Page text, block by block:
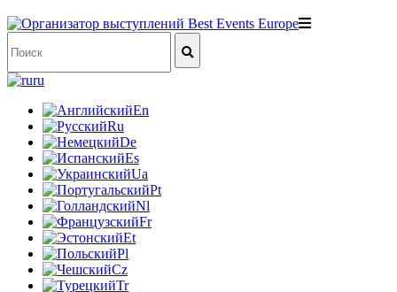
ru
En
Ru
De
Es
Ua
Pt
Nl
Fr
Et
Pl
Cz
Tr